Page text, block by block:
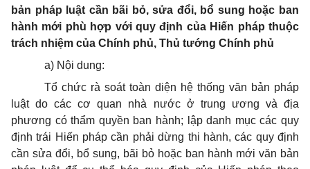
bản pháp luật cần bãi bỏ, sửa đổi, bổ sung hoặc ban
hành mới phù hợp với quy định của Hiến pháp thuộc
trách nhiệm của Chính phủ, Thủ tướng Chính phủ
a) Nội dung:
Tổ chức rà soát toàn diện hệ thống văn bản pháp
luật do các cơ quan nhà nước ở trung ương và địa
phương có thẩm quyền ban hành; lập danh mục các quy
định trái Hiến pháp cần phải dừng thi hành, các quy định
cần sửa đổi, bổ sung, bãi bỏ hoặc ban hành mới văn bản